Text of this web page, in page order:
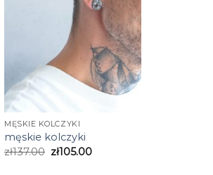
MĘSKIE KOLCZYKI
męskie kolczyki
zł137.00 zł105.00